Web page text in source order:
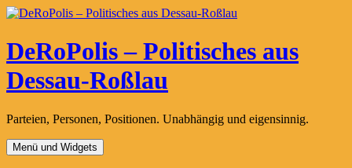
Zum
springen
DeRoPolis – Politisches aus
Dessau-Roßlau
Parteien, Personen, Positionen. Unabhängig und eigensinnig.
Menü und Widgets